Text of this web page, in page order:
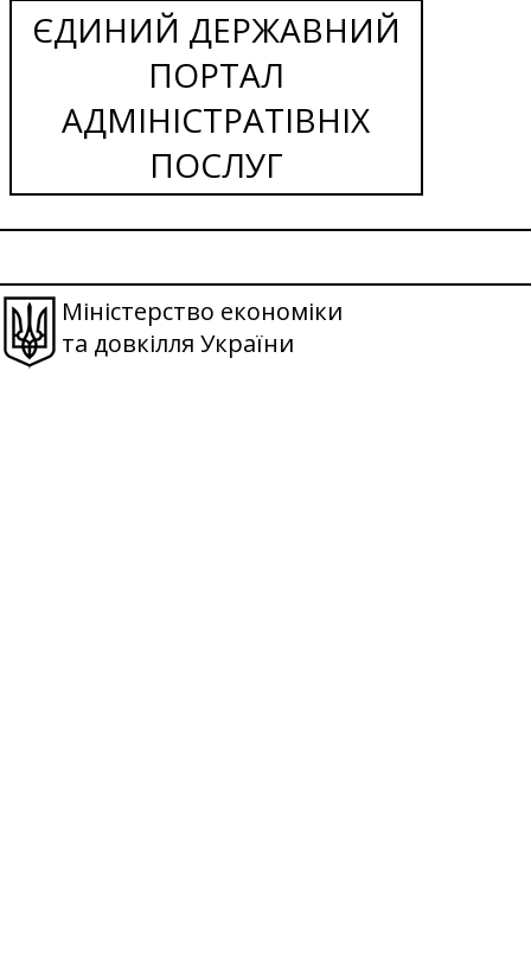
ЄДИНИЙ ДЕРЖАВНИЙ
ПОРТАЛ
АДМІНІСТРАТІВНІХ
ПОСЛУГ
Міністерство економіки
та довкілля України